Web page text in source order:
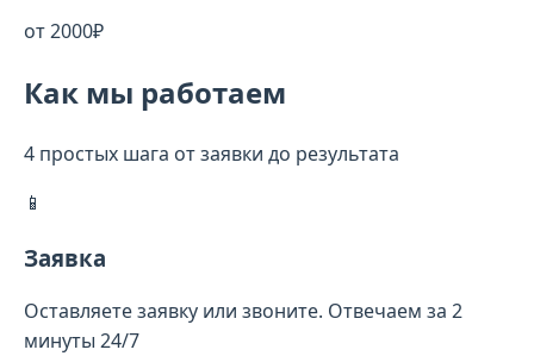
от 2000₽
Как мы работаем
4 простых шага от заявки до результата
📱
Заявка
Оставляете заявку или звоните. Отвечаем за 2
минуты 24/7